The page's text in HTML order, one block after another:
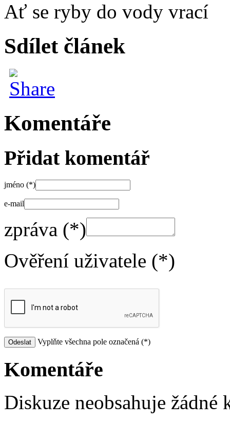
Ať se ryby do vody vrací
Sdílet článek
Komentáře
Přidat komentář
jméno (*)
e-mail
zpráva (*)
Ověření uživatele (*)
Vyplňte všechna pole označená (*)
Komentáře
Diskuze neobsahuje žádné